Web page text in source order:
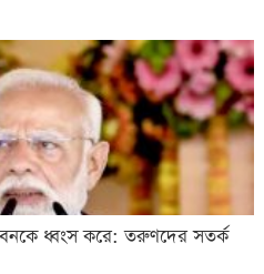
ধ্বংস করে: তরুণদের সতর্ক